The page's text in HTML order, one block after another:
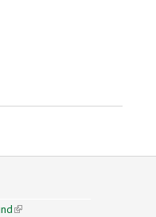
(link is external)